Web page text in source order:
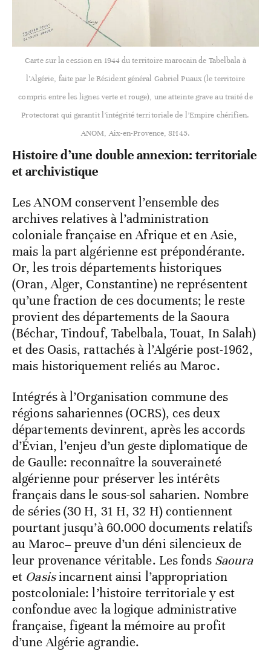
Carte sur la cession en 1944 du territoire marocain de Tabelbala à
l’Algérie, faite par le Résident général Gabriel Puaux (le territoire
compris entre les lignes verte et rouge), une atteinte grave au traité de
Protectorat qui garantit l’intégrité territoriale de l’Empire chérifien.
ANOM, Aix-en-Provence, 8H45.
Histoire d’une double annexion: territoriale
et archivistique
Les ANOM conservent l’ensemble des
archives relatives à l’administration
coloniale française en Afrique et en Asie,
mais la part algérienne est prépondérante.
Or, les trois départements historiques
(Oran, Alger, Constantine) ne représentent
qu’une fraction de ces documents; le reste
provient des départements de la Saoura
(Béchar, Tindouf, Tabelbala, Touat, In Salah)
et des Oasis, rattachés à l’Algérie post-1962,
mais historiquement reliés au Maroc.
Intégrés à l’Organisation commune des
régions sahariennes (OCRS), ces deux
départements devinrent, après les accords
d’Évian, l’enjeu d’un geste diplomatique de
de Gaulle: reconnaître la souveraineté
algérienne pour préserver les intérêts
français dans le sous-sol saharien. Nombre
de séries (30 H, 31 H, 32 H) contiennent
pourtant jusqu’à 60.000 documents relatifs
au Maroc– preuve d’un déni silencieux de
leur provenance véritable. Les fonds Saoura
et Oasisincarnent ainsi l’appropriation
postcoloniale: l’histoire territoriale y est
confondue avec la logique administrative
française, figeant la mémoire au profit
d’une Algérie agrandie.